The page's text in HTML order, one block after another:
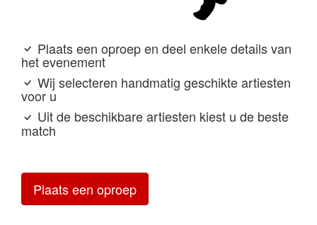
Plaats een oproep en deel enkele details van
het evenement
Wij selecteren handmatig geschikte artiesten
voor u
Uit de beschikbare artiesten kiest u de beste
match
Plaats een oproep